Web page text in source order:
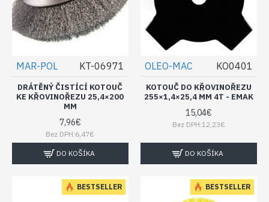
MAR-POL KT-06971
DRÁTĚNÝ ČISTÍCÍ KOTOUČ
KE KŘOVINOŘEZU 25,4×200
MM
7,96€
Bez DPH:6,47€
DO KOŠÍKA
OLEO-MAC KO0401
KOTOUČ DO KŘOVINOŘEZU
255×1,4×25,4 MM 4T - EMAK
15,04€
Bez DPH:12,23€
DO KOŠÍKA
BESTSELLER BESTSELLER